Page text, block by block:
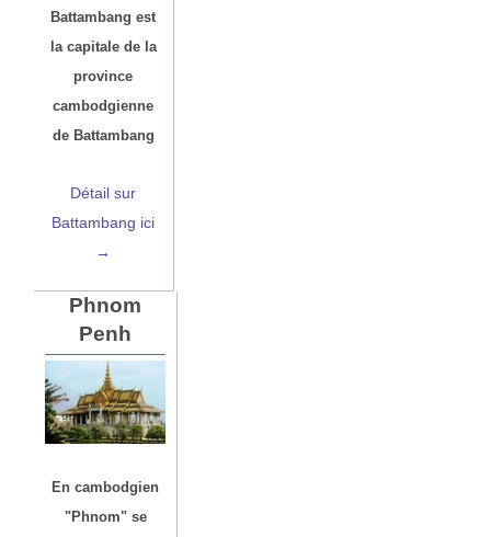
Battambang est
la capitale de la
province
cambodgienne
de Battambang
Détail sur
Battambang ici
→
Phnom
Penh
En cambodgien
"Phnom" se